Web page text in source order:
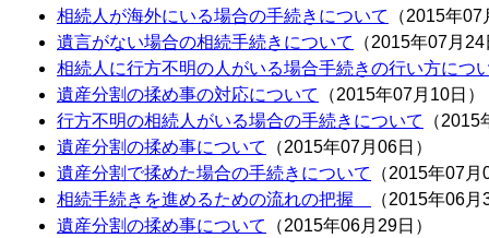
相続人が海外にいる場合の手続きについて
（2015年
遺言がない場合の相続手続きについて
（2015年07月
相続人に行方不明の人がいる場合手続きの行い方につ
遺産分割の揉め事の対応について
（2015年07月10日）
行方不明の相続人がいる場合の手続きについて
（
遺産分割の揉め事について
（2015年07月06日）
遺産分割で揉めた場合の手続きについて
（2015年07
相続手続きを進めるための流れの把握
（2015年06
遺産分割の揉め事について
（2015年06月29日）